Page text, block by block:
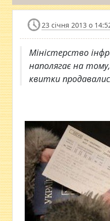
23 січня 2013 о
Міністерство
наполягає на
квитки